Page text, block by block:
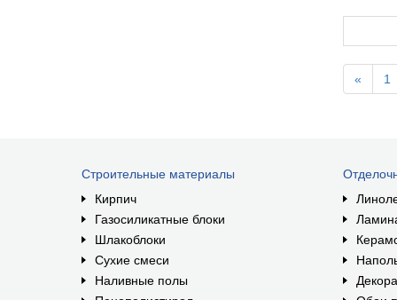
« 1
Строительные материалы
Кирпич
Газосиликатные блоки
Шлакоблоки
Сухие смеси
Наливные полы